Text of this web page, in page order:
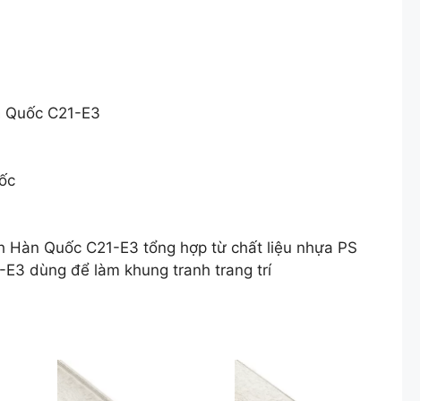
C21-E3
Hàn Quốc C21-E3 tổng hợp từ chất liệu nhựa PS
E3 dùng để làm khung tranh trang trí